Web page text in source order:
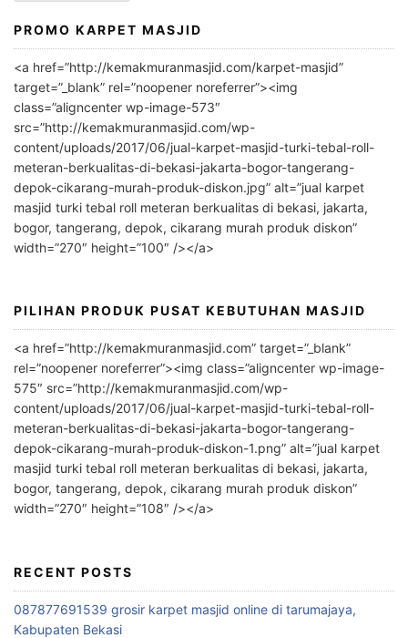
A
l
r
n
a
t
i
v
PROMO KARPET MASJID
<a href=”http://kemakmuranmasjid.com/karpet-masjid”
target=”_blank” rel=”noopener noreferrer”><img
class=”aligncenter wp-image-573″
src=”http://kemakmuranmasjid.com/wp-
content/uploads/2017/06/jual-karpet-masjid-turki-tebal-roll-
meteran-berkualitas-di-bekasi-jakarta-bogor-tangerang-
depok-cikarang-murah-produk-diskon.jpg” alt=”jual karpet
masjid turki tebal roll meteran berkualitas di bekasi, jakarta,
bogor, tangerang, depok, cikarang murah produk diskon”
width=”270″ height=”100″ /></a>
PILIHAN PRODUK PUSAT KEBUTUHAN MASJID
<a href=”http://kemakmuranmasjid.com” target=”_blank”
rel=”noopener noreferrer”><img class=”aligncenter wp-image-
575″ src=”http://kemakmuranmasjid.com/wp-
content/uploads/2017/06/jual-karpet-masjid-turki-tebal-roll-
meteran-berkualitas-di-bekasi-jakarta-bogor-tangerang-
depok-cikarang-murah-produk-diskon-1.png” alt=”jual karpet
masjid turki tebal roll meteran berkualitas di bekasi, jakarta,
bogor, tangerang, depok, cikarang murah produk diskon”
width=”270″ height=”108″ /></a>
RECENT POSTS
087877691539 grosir karpet masjid online di tarumajaya,
Kabupaten Bekasi